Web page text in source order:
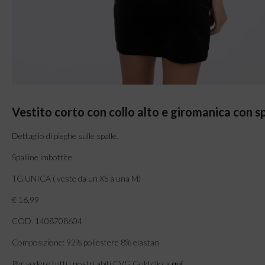
Vestito corto con collo alto e giromanica con
Dettaglio di pieghe sulle spalle.
Spalline imbottite.
TG.UNICA ( veste da un XS a una M)
€ 16,99
COD. 1408708604
Composizione: 92% poliestere 8% elastan